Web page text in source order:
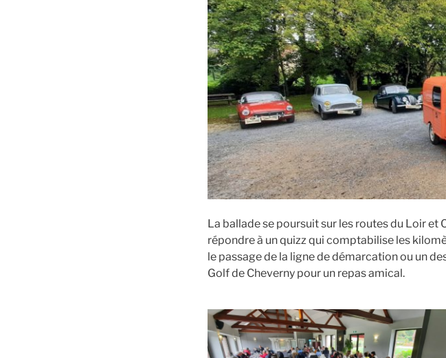
La ballade se poursuit sur les routes du Loir et
répondre à un quizz qui comptabilise les
le passage de la ligne de démarcation ou un
Golf de Cheverny pour un repas amical.